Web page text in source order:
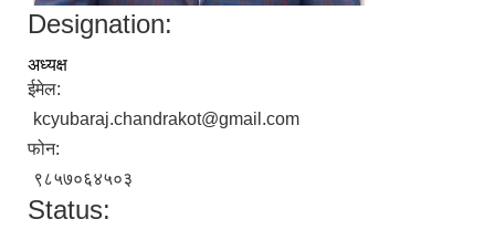
Designation:
अध्यक्ष
ईमेल:
kcyubaraj.chandrakot@gmail.com
फोन:
९८५७०६४५०३
Status: